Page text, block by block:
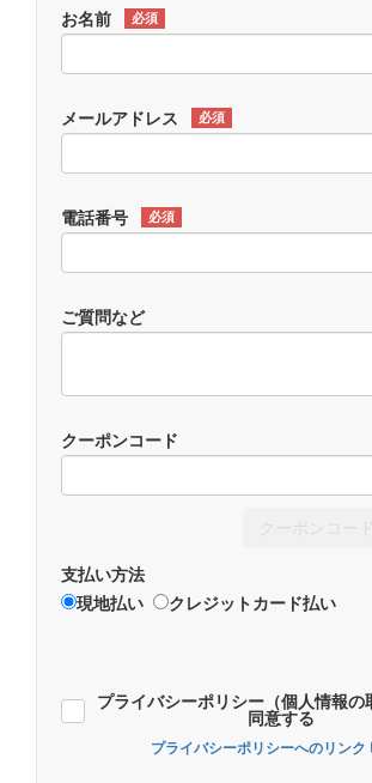
お名前 必須
メールアドレス 必須
電話番号 必須
ご質問など
クーポンコード
支払い方法
現地払い
クレジットカード払い
プライバシーポリシー（個人情報の
同意する
プライバシーポリシーへのリンク